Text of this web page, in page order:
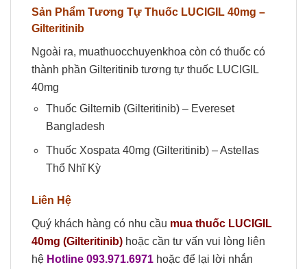
Sản Phẩm Tương Tự Thuốc LUCIGIL 40mg –
Gilteritinib
Ngoài ra, muathuocchuyenkhoa còn có thuốc có
thành phần Gilteritinib tương tự thuốc LUCIGIL
40mg
Thuốc Gilternib (Gilteritinib) – Evereset
Bangladesh
Thuốc Xospata 40mg (Gilteritinib) – Astellas
Thổ Nhĩ Kỳ
Liên Hệ
Quý khách hàng có nhu cầu mua thuốc LUCIGIL
40mg (Gilteritinib) hoặc cần tư vấn vui lòng liên
hệ Hotline 093.971.6971 hoặc để lại lời nhắn